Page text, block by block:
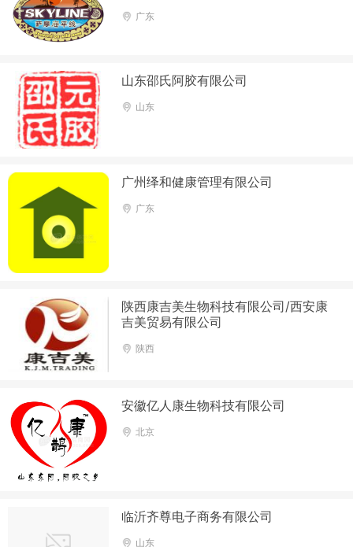
广东
山东邵氏阿胶有限公司
山东
广州绎和健康管理有限公司
广东
陕西康吉美生物科技有限公司/西安康
吉美贸易有限公司
陕西
安徽亿人康生物科技有限公司
北京
临沂齐尊电子商务有限公司
山东